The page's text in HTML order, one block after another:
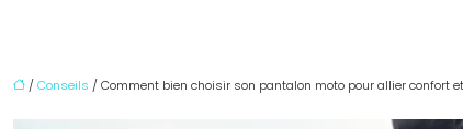
/Conseils / Comment bien choisir son pantalon moto pour allier confort